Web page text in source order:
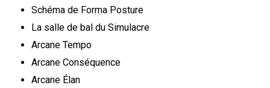
Schéma de Forma Posture
La salle de bal du Simulacre
Arcane Tempo
Arcane Conséquence
Arcane Élan